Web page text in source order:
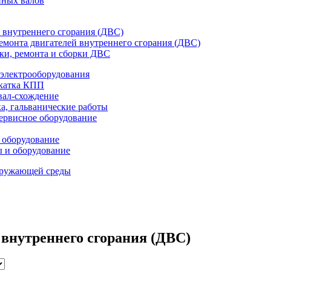
внутреннего сгорания (ДВС)
двигателей внутреннего сгорания (ДВС)
ремонта и сборки ДВС
КПП
схождение
гальванические работы
оборудование
оборудование
среды
сгорания (ДВС)